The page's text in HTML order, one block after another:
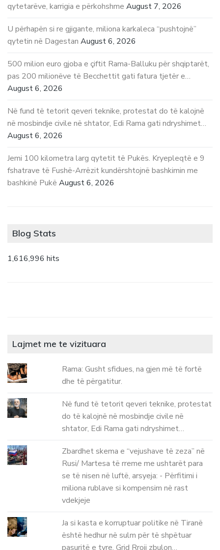
qytetarëve, karrigia e përkohshme August 7, 2026
U përhapën si re gjigante, miliona karkaleca “pushtojnë”
qytetin në Dagestan August 6, 2026
500 milion euro gjoba e çiftit Rama-Balluku për shqiptarët,
pas 200 milionëve të Becchettit gati fatura tjetër e…
August 6, 2026
Në fund të tetorit qeveri teknike, protestat do të kalojnë
në mosbindje civile në shtator, Edi Rama gati ndryshimet…
August 6, 2026
Jemi 100 kilometra larg qytetit të Pukës. Kryepleqtë e 9
fshatrave të Fushë-Arrëzit kundërshtojnë bashkimin me
bashkinë Pukë August 6, 2026
Blog Stats
1,616,996 hits
Lajmet me te vizituara
Rama: Gusht sfidues, na gjen më të fortë
dhe të përgatitur.
Në fund të tetorit qeveri teknike, protestat
do të kalojnë në mosbindje civile në
shtator, Edi Rama gati ndryshimet…
Zbardhet skema e “vejushave të zeza” në
Rusi/ Martesa të rreme me ushtarët para
se të nisen në luftë, arsyeja: - Përfitimi i
miliona rublave si kompensim në rast
vdekjeje
Ja si kasta e korruptuar politike në Tiranë
është hedhur në sulm për të shpëtuar
pasuritë e tyre, Grid Rroji zbulon…